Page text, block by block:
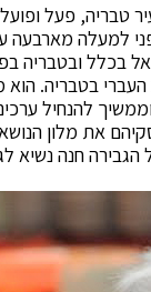
ויקיר העיר טבריה,
למעלה מארבעה
בכלל ובטבריה
בטבריה.
להנחיל
את מלון
חנה נשיא